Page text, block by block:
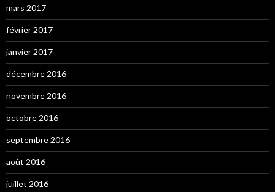
mars 2017
février 2017
janvier 2017
décembre 2016
novembre 2016
octobre 2016
septembre 2016
août 2016
juillet 2016